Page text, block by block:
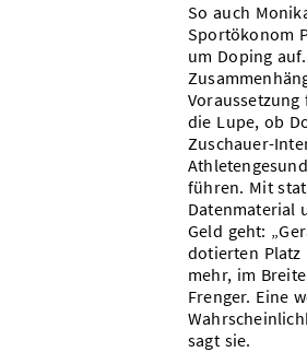
So auch
Sportökonom
um Doping
die Lupe, ob
Zuschauer-
führen. Mit
Datenmaterial
Geld geht:
dotierten Platz
mehr, im
Frenger. Eine
sagt sie.